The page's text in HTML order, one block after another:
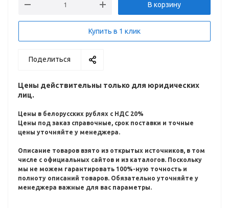
В корзину
Купить в 1 клик
Поделиться
Цены действительны только для юридических
лиц.
Цены в белорусских рублях с НДС 20%
Цены под заказ справочные, срок поставки и точные
цены уточняйте у менеджера.
Описание товаров взято из открытых источников, в том
числе с официальных сайтов и из каталогов. Поскольку
мы не можем гарантировать 100%-ную точность и
полноту описаний товаров. Обязательно уточняйте у
менеджера важные для вас параметры.